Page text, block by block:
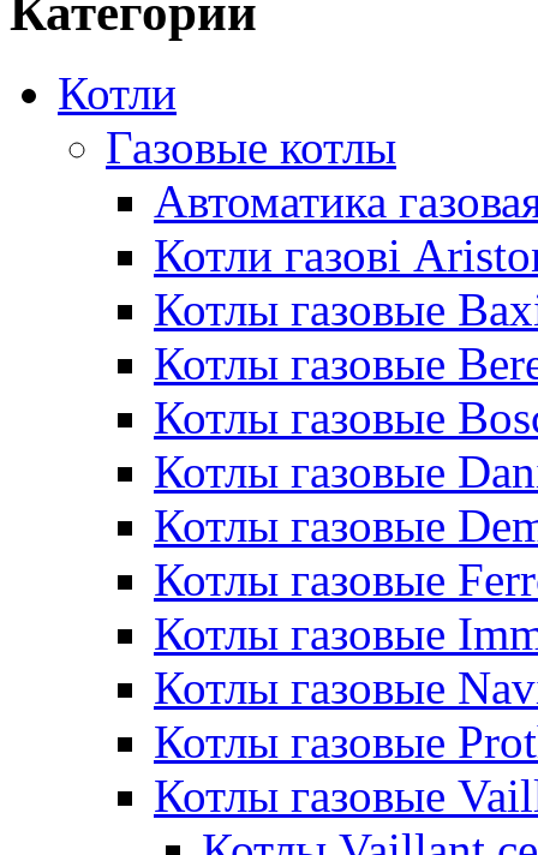
Категории
Котли
Газовые котлы
Автоматика
Котли газові
Котлы газовые
Котлы газовые
Котлы газовые
Котлы газовые
Котлы газовые
Котлы газовые
Котлы газовые
Котлы газовые
Котлы газовые
Котлы газовые